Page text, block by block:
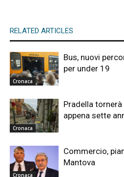
RELATED ARTICLES
Cronaca
Bus, nuovi
per under 19
Cronaca
Pradella
appena sette
Cronaca
Commercio,
Mantova